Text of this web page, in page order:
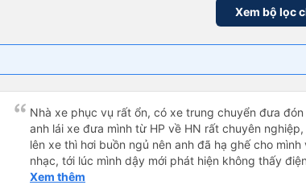
Xem bộ lọc
Nhà xe phục vụ rất ổn, có xe trung chuyển đưa đón
anh lái xe đưa mình từ HP về HN rất chuyên nghiệp,
lên xe thì hơi buồn ngủ nên anh đã hạ ghế cho mình
nhạc, tới lúc mình dậy mới phát hiện không thấy
thì anh đã ngay lập tức gọi xe trung chuyển để tìm
Xem thêm